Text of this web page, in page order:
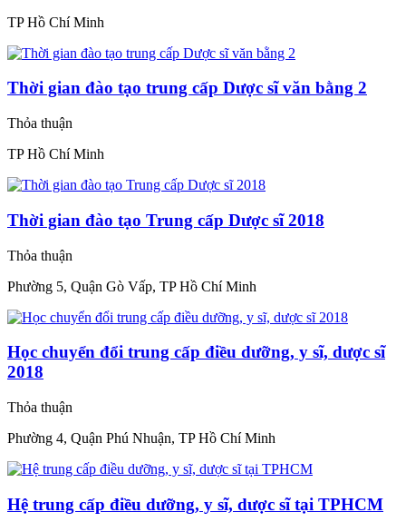
TP Hồ Chí Minh
Thời gian đào tạo trung cấp Dược sĩ văn bằng 2
Thỏa thuận
TP Hồ Chí Minh
Thời gian đào tạo Trung cấp Dược sĩ 2018
Thỏa thuận
Phường 5, Quận Gò Vấp, TP Hồ Chí Minh
Học chuyển đổi trung cấp điều dưỡng, y sĩ, dược sĩ
2018
Thỏa thuận
Phường 4, Quận Phú Nhuận, TP Hồ Chí Minh
Hệ trung cấp điều dưỡng, y sĩ, dược sĩ tại TPHCM